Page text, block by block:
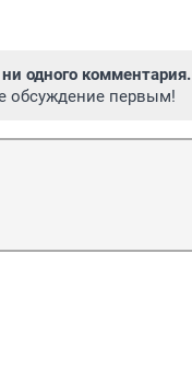
одного комментария.
обсуждение первым!